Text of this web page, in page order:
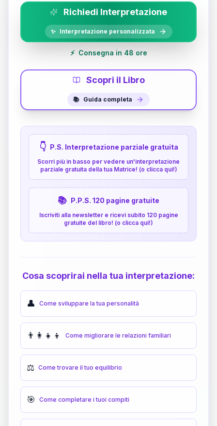
Richiedi Interpretazione
✨ Interpretazione personalizzata
⚡ Consegna in 48 ore
Scopri il Libro
📚 Guida completa
👇 P.S. Interpretazione parziale gratuita
Scorri più in basso per vedere un'interpretazione
parziale gratuita della tua Matrice! (o clicca qui!)
📚 P.P.S. 120 pagine gratuite
Iscriviti alla newsletter e ricevi subito 120 pagine
gratuite del libro! (o clicca qui!)
Cosa scoprirai nella tua interpretazione:
👤 Come sviluppare la tua personalità
👨‍👩‍👧‍👦 Come migliorare le relazioni familiari
⚖️ Come trovare il tuo equilibrio
🎯 Come completare i tuoi compiti